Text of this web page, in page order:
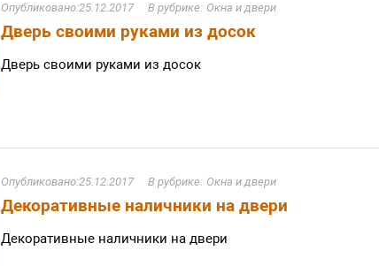
25.12.2017 Окна и двери
Дверь своими руками из досок
Дверь своими руками из досок
25.12.2017 Окна и двери
Декоративные наличники на двери
Декоративные наличники на двери